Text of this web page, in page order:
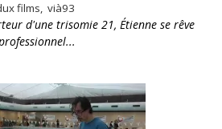
films, vià93
d'une trisomie 21, Étienne se rêve